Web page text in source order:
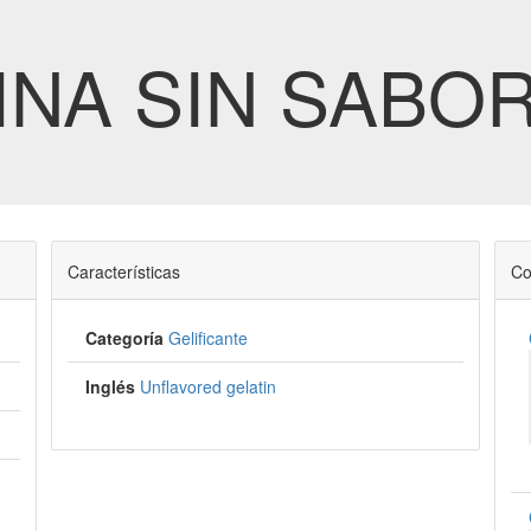
SIN
Características
Categoría Gelificante
Inglés Unflavored gelatin